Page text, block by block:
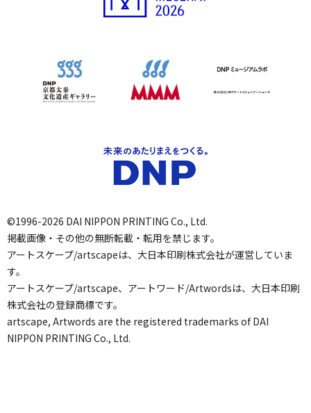
©1996-2026 DAI NIPPON PRINTING Co., Ltd.
掲載画像・その他の無断転載・転用を禁じます。
アートスケープ/artscapeは、大日本印刷株式会社が運営していま
す。
アートスケープ/artscape、アートワード/Artwordsは、大日本印刷
株式会社の登録商標です。
artscape, Artwords are the registered trademarks of DAI
NIPPON PRINTING Co., Ltd.